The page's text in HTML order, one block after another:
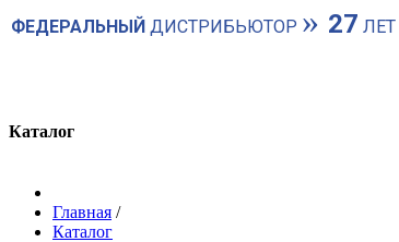
ФЕДЕРАЛЬНЫЙДИСТРИБЬЮТОР » 27 ЛЕТ
Каталог
Главная /
Каталог